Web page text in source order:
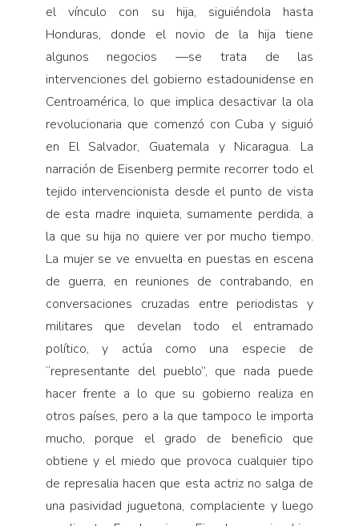
el vínculo con su hija, siguiéndola hasta
Honduras, donde el novio de la hija tiene
algunos negocios —se trata de las
intervenciones del gobierno estadounidense en
Centroamérica, lo que implica desactivar la ola
revolucionaria que comenzó con Cuba y siguió
en El Salvador, Guatemala y Nicaragua. La
narración de Eisenberg permite recorrer todo el
tejido intervencionista desde el punto de vista
de esta madre inquieta, sumamente perdida, a
la que su hija no quiere ver por mucho tiempo.
La mujer se ve envuelta en puestas en escena
de guerra, en reuniones de contrabando, en
conversaciones cruzadas entre periodistas y
militares que develan todo el entramado
político, y actúa como una especie de
“representante del pueblo”, que nada puede
hacer frente a lo que su gobierno realiza en
otros países, pero a la que tampoco le importa
mucho, porque el grado de beneficio que
obtiene y el miedo que provoca cualquier tipo
de represalia hacen que esta actriz no salga de
una pasividad juguetona, complaciente y luego